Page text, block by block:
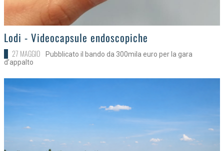
>Lodi - Videocapsule endoscopiche
27 MAGGIO
Pubblicato il bando da 300mila euro per la gara
d’appalto